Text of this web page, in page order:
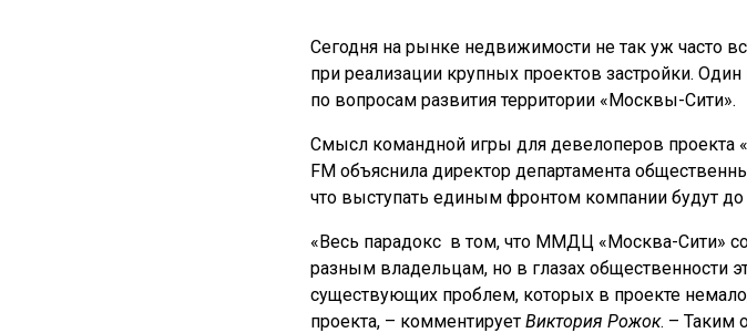
Сегодня на рынке недвижимости не так уж часто
при реализации крупных проектов застройки.
по вопросам развития территории «Москвы-Сити».
Смысл командной игры для девелоперов проекта
FM объяснила директор департамента
что выступать единым фронтом компании будут
«Весь парадокс в том, что ММДЦ «Москва-Сити»
разным владельцам, но в глазах общественности
существующих проблем, которых в проекте
проекта, – комментирует Виктория Рожок. – Таким